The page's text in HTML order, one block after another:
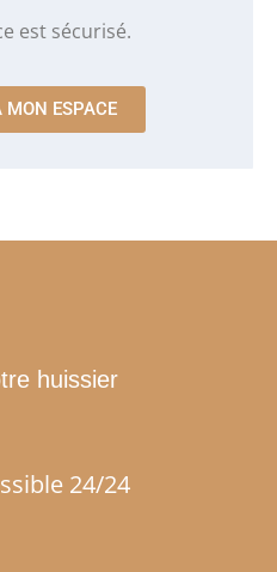
est sécurisé.
MON ESPACE
huissier
24/24